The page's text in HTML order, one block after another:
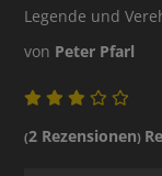
Legende und
von Peter Pfarl
(2 Rezensionen)